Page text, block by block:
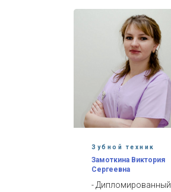
Зубной техник
Замоткина Виктория
Сергеевна
- Дипломированный